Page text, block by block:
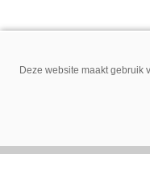
Deze website maakt gebruik